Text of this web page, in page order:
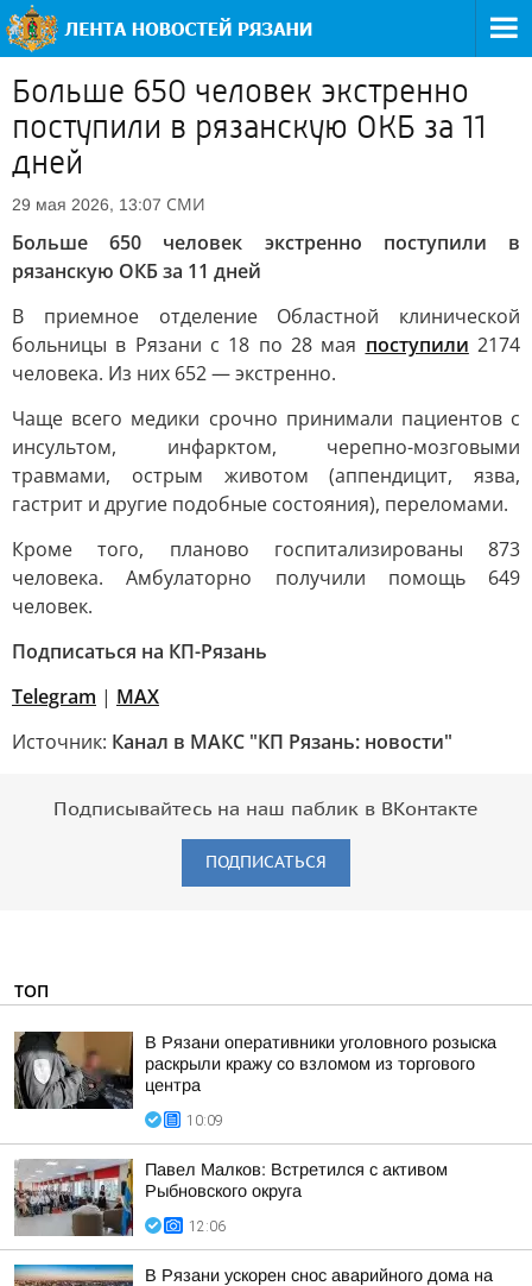
Больше 650 человек экстренно
поступили в рязанскую ОКБ за 11
дней
29 мая 2026, 13:07 СМИ
Больше 650 человек экстренно поступили в
рязанскую ОКБ за 11 дней
В приемное отделение Областной клинической
больницы в Рязани с 18 по 28 мая поступили 2174
человека. Из них 652 — экстренно.
Чаще всего медики срочно принимали пациентов с
инсультом, инфарктом, черепно-мозговыми
травмами, острым животом (аппендицит, язва,
гастрит и другие подобные состояния), переломами.
Кроме того, планово госпитализированы 873
человека. Амбулаторно получили помощь 649
человек.
Подписаться на КП-Рязань
Telegram | МАХ
Источник: Канал в МАКС "КП Рязань: новости"
Подписывайтесь на наш паблик в ВКонтакте
ПОДПИСАТЬСЯ
ТОП
В Рязани оперативники уголовного розыска
раскрыли кражу со взломом из торгового
центра
10:09
Павел Малков: Встретился с активом
Рыбновского округа
12:06
В Рязани ускорен снос аварийного дома на